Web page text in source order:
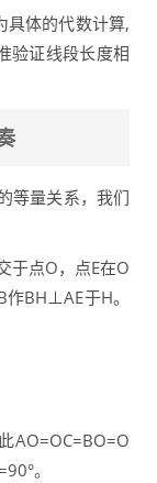
具体的代数计算,
验证线段长度相
等量关系，我们
于点O，点E在O
作BH⊥AE于H。
AO=OC=BO=O
。